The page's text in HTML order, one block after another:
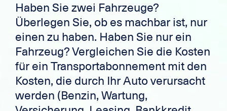
Haben Sie zwei Fahrzeuge?
Überlegen Sie, ob es machbar ist, nur
einen zu haben. Haben Sie nur ein
Fahrzeug? Vergleichen Sie die Kosten
für ein Transportabonnement mit den
Kosten, die durch Ihr Auto verursacht
werden (Benzin, Wartung,